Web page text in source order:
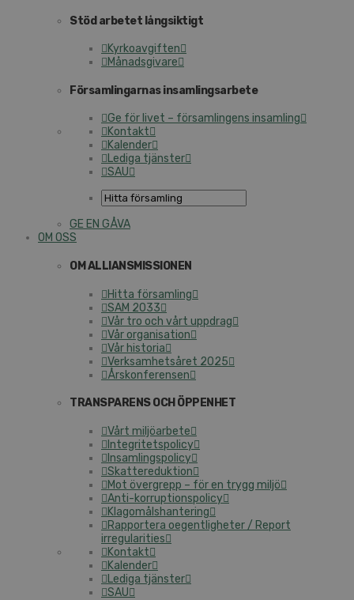
Stöd arbetet långsiktigt
Kyrkoavgiften
Månadsgivare
Församlingarnas insamlingsarbete
Ge för livet – församlingens insamling
Kontakt
Kalender
Lediga tjänster
SAU
GE EN GÅVA
OM OSS
OM ALLIANSMISSIONEN
Hitta församling
SAM 2033
Vår tro och vårt uppdrag
Vår organisation
Vår historia
Verksamhetsåret 2025
Årskonferensen
TRANSPARENS OCH ÖPPENHET
Vårt miljöarbete
Integritetspolicy
Insamlingspolicy
Skattereduktion
Mot övergrepp – för en trygg miljö
Anti-korruptionspolicy
Klagomålshantering
Rapportera oegentligheter / Report
irregularities
Kontakt
Kalender
Lediga tjänster
SAU